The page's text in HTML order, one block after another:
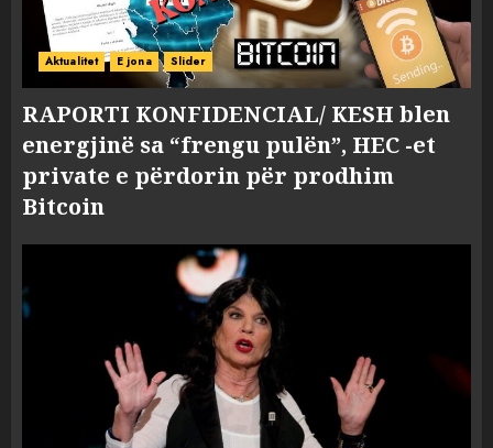
Aktualitet E jona Slider
RAPORTI KONFIDENCIAL/ KESH blen
energjinë sa “frengu pulën”, HEC -et
private e përdorin për prodhim
Bitcoin